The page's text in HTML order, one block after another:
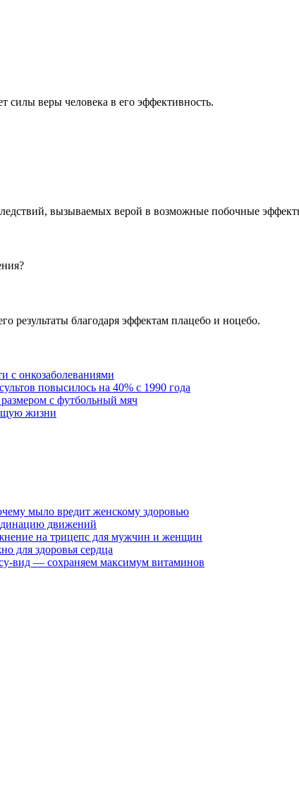
силы веры человека в его эффективность.
вызываемых верой в возможные побочные
результаты благодаря эффектам плацебо и ноцебо.
с онкозаболеваниями
повысилось на 40% с 1990 года
с футбольный мяч
жизни
мыло вредит женскому здоровью
движений
на трицепс для мужчин и женщин
для здоровья сердца
вид — сохраняем максимум витаминов